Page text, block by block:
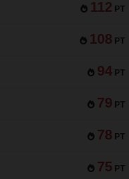
112 PT
108 PT
94 PT
79 PT
78 PT
75 PT